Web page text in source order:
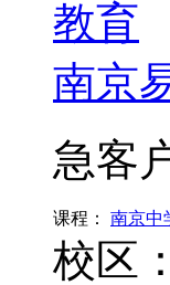
南京
急客
课程： 南京中
校区：